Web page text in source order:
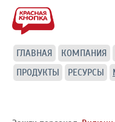
ГЛАВНАЯ КОМПАНИЯ
ПРОДУКТЫ
РЕСУРСЫ